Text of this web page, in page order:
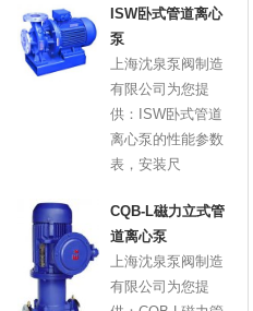
ISW卧式管道离心
泵
上海沈泉泵阀制造
有限公司为您提
供：ISW卧式管道
离心泵的性能参数
表，安装尺
CQB-L磁力立式管
道离心泵
上海沈泉泵阀制造
有限公司为您提